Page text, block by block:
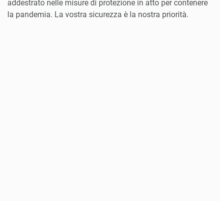
addestrato nelle misure di protezione in atto per contenere
la pandemia. La vostra sicurezza è la nostra priorità.